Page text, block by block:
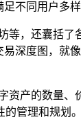
不同用户多样
，还囊括
深度图，就
产的数量
管理和规划。